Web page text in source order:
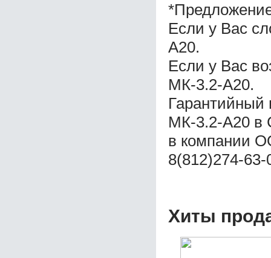
Если у Вас
А20.
Если у Вас
МК-3.2-А20.
Гарантийный
МК-3.2-А20 в
в компании
8(812)274-63-
Хиты